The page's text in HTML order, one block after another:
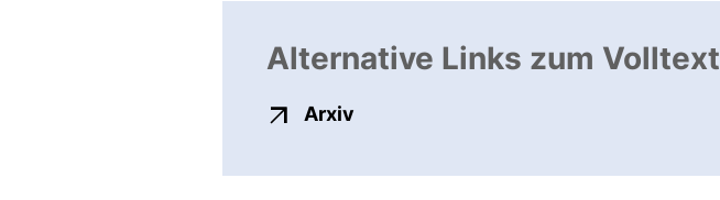
Alternative Links zum Volltext
Arxiv